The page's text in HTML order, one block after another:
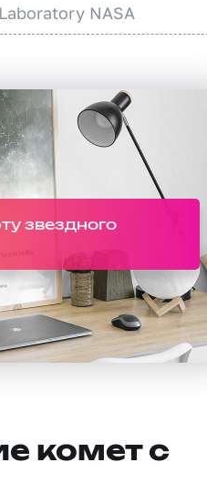
NASA
звездного
комет с